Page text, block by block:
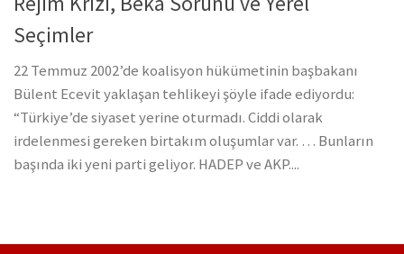
Seçimler
22 Temmuz 2002’de koalisyon hükümetinin başbakanı
Bülent Ecevit yaklaşan tehlikeyi şöyle ifade ediyordu:
“Türkiye’de siyaset yerine oturmadı. Ciddi olarak
irdelenmesi gereken birtakım oluşumlar var. … Bunların
başında iki yeni parti geliyor. HADEP ve AKP....